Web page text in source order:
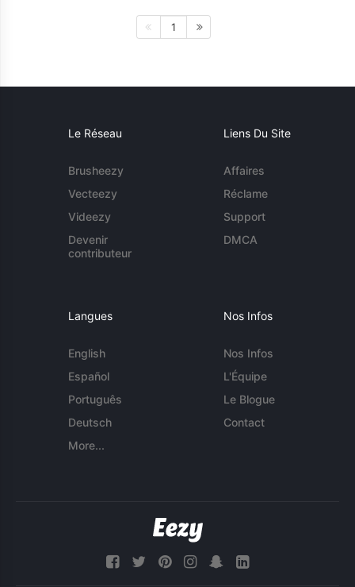
1
Le Réseau
Brusheezy
Vecteezy
Videezy
Devenir
contributeur
Liens Du Site
Affaires
Réclame
Support
DMCA
Langues
English
Español
Português
Deutsch
More...
Nos Infos
Nos Infos
L'Équipe
Le Blogue
Contact